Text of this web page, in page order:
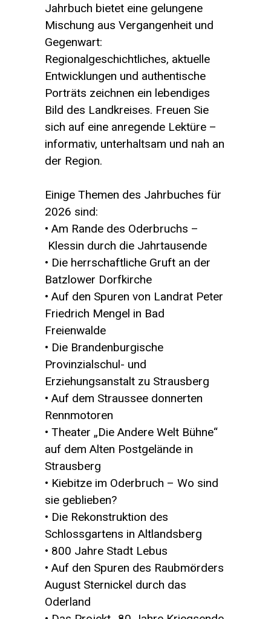
Jahrbuch bietet eine gelungene
Mischung aus Vergangenheit und
Gegenwart:
Regionalgeschichtliches, aktuelle
Entwicklungen und authentische
Porträts zeichnen ein lebendiges
Bild des Landkreises. Freuen Sie
sich auf eine anregende Lektüre –
informativ, unterhaltsam und nah an
der Region.
Einige Themen des Jahrbuches für
2026 sind:
• Am Rande des Oderbruchs –
Klessin durch die Jahrtausende
• Die herrschaftliche Gruft an der
Batzlower Dorfkirche
• Auf den Spuren von Landrat Peter
Friedrich Mengel in Bad
Freienwalde
• Die Brandenburgische
Provinzialschul- und
Erziehungsanstalt zu Strausberg
• Auf dem Straussee donnerten
Rennmotoren
• Theater „Die Andere Welt Bühne“
auf dem Alten Postgelände in
Strausberg
• Kiebitze im Oderbruch – Wo sind
sie geblieben?
• Die Rekonstruktion des
Schlossgartens in Altlandsberg
• 800 Jahre Stadt Lebus
• Auf den Spuren des Raubmörders
August Sternickel durch das
Oderland